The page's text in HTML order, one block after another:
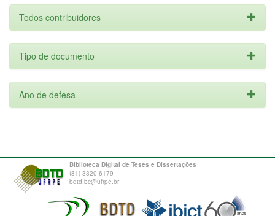
Todos contribuidores
Tipo de documento
Ano de defesa
Biblioteca Digital de Teses e Dissertações
(81) 3320-6179
bdtd.bc@ufrpe.br